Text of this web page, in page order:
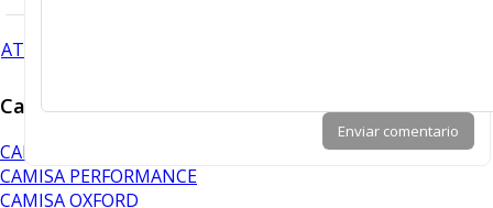
ATRÁS
Camisas
CAMISA PREMIUM BAMBÚ
CAMISA PERFORMANCE
CAMISA OXFORD
Enviar comentario